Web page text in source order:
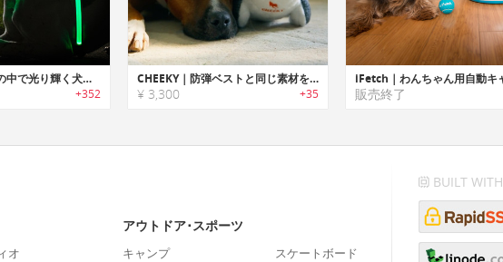
Spot360｜暗闇の中で光り輝く犬用のハーネス スポット360
+352
CHEEKY｜防弾ベストと同じ素材を採用した超丈夫なペットトイ
¥ 3,300 +35 販売終了
オ
アウトドア･スポーツ
キャンプ
スケートボード
BUILT WITH